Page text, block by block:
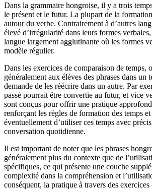
Dans la grammaire hongroise, il y a trois
le présent et le futur. La plupart de la
autour du verbe. Contrairement à d’autres
élevé d’irrégularité dans leurs formes
langue largement agglutinante où les formes
modèle régulier.
Dans les exercices de comparaison de temps,
généralement aux élèves des phrases dans un
demande de les réécrire dans un autre. Par
passé pourrait être convertie au futur, et vice
sont conçus pour offrir une pratique
renforçant les règles de formation des temps
éventuellement d’utiliser ces temps avec
conversation quotidienne.
Il est important de noter que les phrases
généralement plus du contexte que de
spécifiques, ce qui présente une couche
complexité dans la compréhension et
conséquent, la pratique à travers des